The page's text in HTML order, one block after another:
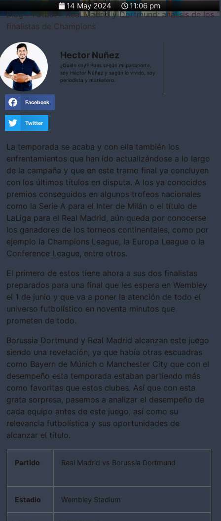
14 May 2024 11:06 pm
Blog»Fútbol»Real Madrid y Dortmund: análisis de los
finalistas de Champions
Hector Nuñez
¿Quién soy? Pues según mi pasaporte,
soy Héctor Núñez y según lo vivido, soy
periodista y marketero.
Facebook
Twitter
La temporada se acaba y con ella también los
enfrentamientos que han ido actualizándose a lo largo
de la campaña y que en este tramo final ya concluyen
con los últimos títulos en disputa. A los ya conocidos
premios conseguidos en algunos trofeos nacionales
como la Serie A para el Inter de Milán o el título de
LaLiga para el Real Madrid, aún queda por conocerse
los ganadores de los torneos continentales, como por
ejemplo la Champions League, la Europa League o la
Conference League, entre otros.
El primero de estos tiene ahora a sus dos finalistas
preparados para una final que les espera en Wembley
el 1 de junio y que va a poner la atención de todo el
universo futbolístico en noventa minutos que
prometen de todo.
Borussia Dortmund y Real Madrid alcanzan este juego
siendo una revelación, ya que había otras escuadras
como Bayern de Múnich o Manchester City que con el
desempeño esta temporada estaban partiendo más
como favoritas que estos clubes. Así que con esta
grata sorpresa, pasemos a analizar el desempeño de
cada equipo antes de este juego, así como su
relevancia futbolística y sus oportunidades de
alcanzar el título.
Partido
Estadio
Real Madrid vs Borussia Dortmund
Wembley Stadium